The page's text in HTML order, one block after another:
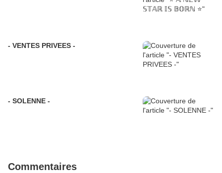
- VENTES PRIVEES -
- SOLENNE -
Commentaires